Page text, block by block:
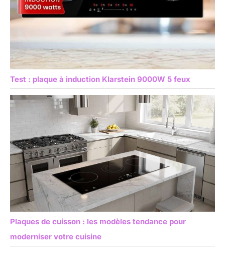
Test : plaque à induction Klarstein 9000W 5 feux
Plaques de cuisson : les modèles tendance pour
moderniser votre cuisine